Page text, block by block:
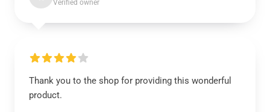
Verified owner
Thank you to the shop for providing this wonderful
product.